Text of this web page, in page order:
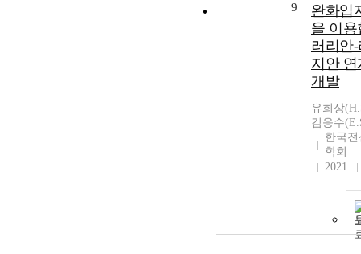
9
완화입
을 이용
러리안
지안 연
개발
유희상
김응수
한국
학회
2021